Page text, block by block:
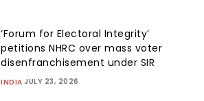
‘Forum for Electoral Integrity’
petitions NHRC over mass voter
disenfranchisement under SIR
INDIA JULY 23, 2026